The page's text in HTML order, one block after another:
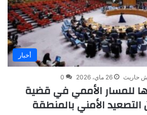
أخبار
حاريث 26 ماي، 2026 0
للمسار الأممي في قضية
الأمني بالمنطقة